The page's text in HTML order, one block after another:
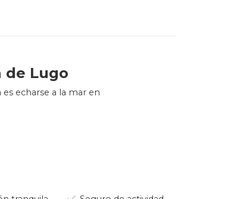
de Lugo
echarse a la mar en
los escarpado